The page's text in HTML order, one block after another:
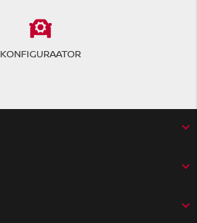
KONFIGURAATOR